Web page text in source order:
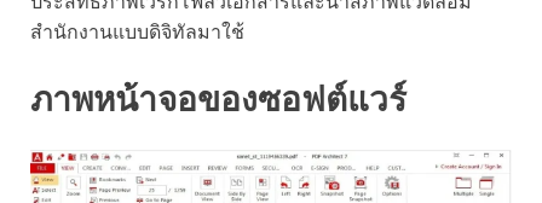
สำนักงานแบบดิจิทัลมาใช้
ภาพหน้าจอของซอฟต์แวร์